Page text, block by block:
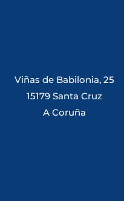
Viñas de Babilonia, 25
15179 Santa Cruz
A Coruña